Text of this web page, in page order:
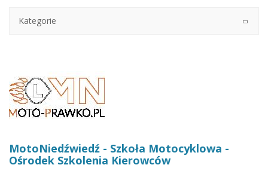
MotoNiedźwiedź - Szkoła Motocyklowa -
Ośrodek Szkolenia Kierowców
Kategorie